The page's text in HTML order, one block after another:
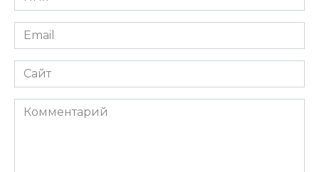
*
Email
*
Сайт
Комментарий